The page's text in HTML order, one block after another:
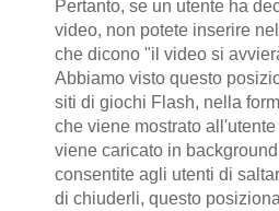
Pertanto, se un utente ha
video, non potete inserire
che dicono "il video si
Abbiamo visto questo
siti di giochi Flash, nella
che viene mostrato
viene caricato in
consentite agli utenti di
di chiuderli, questo